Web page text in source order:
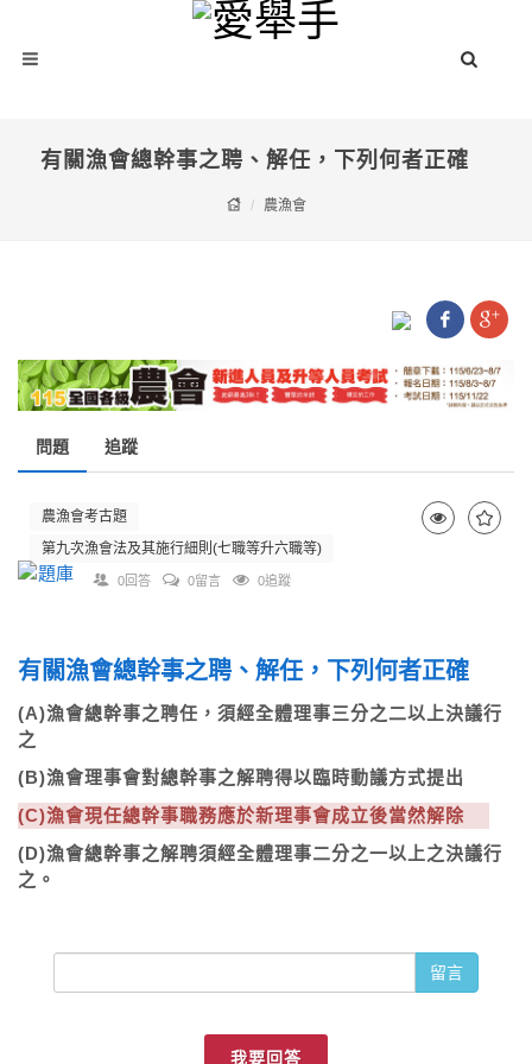
有關漁會總幹事之聘、解任，下列何者正確
農漁會
問題 追蹤
農漁會考古題
第九次漁會法及其施行細則(七職等升六職等)
0回答 0留言 0追蹤
有關漁會總幹事之聘、解任，下列何者正確
(A)漁會總幹事之聘任，須經全體理事三分之二以上決議行
之
(B)漁會理事會對總幹事之解聘得以臨時動議方式提出
(C)漁會現任總幹事職務應於新理事會成立後當然解除
(D)漁會總幹事之解聘須經全體理事二分之一以上之決議行
之。
留言
我要回答